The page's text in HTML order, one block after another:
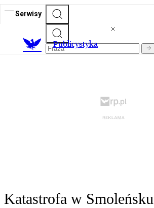
Serwisy
Publicystyka
Katastrofa w